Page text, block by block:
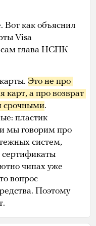
Вот как объяснил
Visa
сам глава НСПК
Это не про
карт, а про возврат
срочными.
пластик
мы говорим про
систем,
сертификаты
чипах уже
вопрос
Поэтому